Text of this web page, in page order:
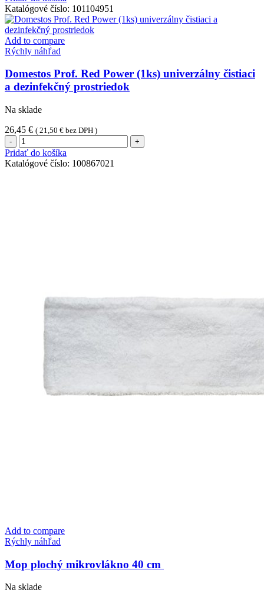
Pro
Formula
Pine
Fresh
5L
Univerzálny
čistiaci
a
prípravok
Katalógové číslo: 101104951
Add to compare
Rýchly náhľad
Domestos Prof. Red Power (1ks) univerzálny čistiaci
a dezinfekčný prostriedok
Na sklade
26,45 € ( 21,50 € bez DPH )
množstvo
Domestos
Prof.
Red
Pridať do košíka
Katalógové číslo: 100867021
Add to compare
Rýchly náhľad
Mop plochý mikrovlákno 40 cm
Na sklade